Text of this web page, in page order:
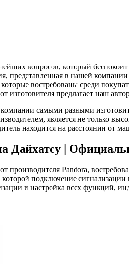
вопросов, который
представленная в нашей
востребованы среди
изготовителя предлагает наш
самыми разными
является не только
находится на расстоянии от
Дайхатсу |
производителя Pandora,
подключение
и настройка всех функций,